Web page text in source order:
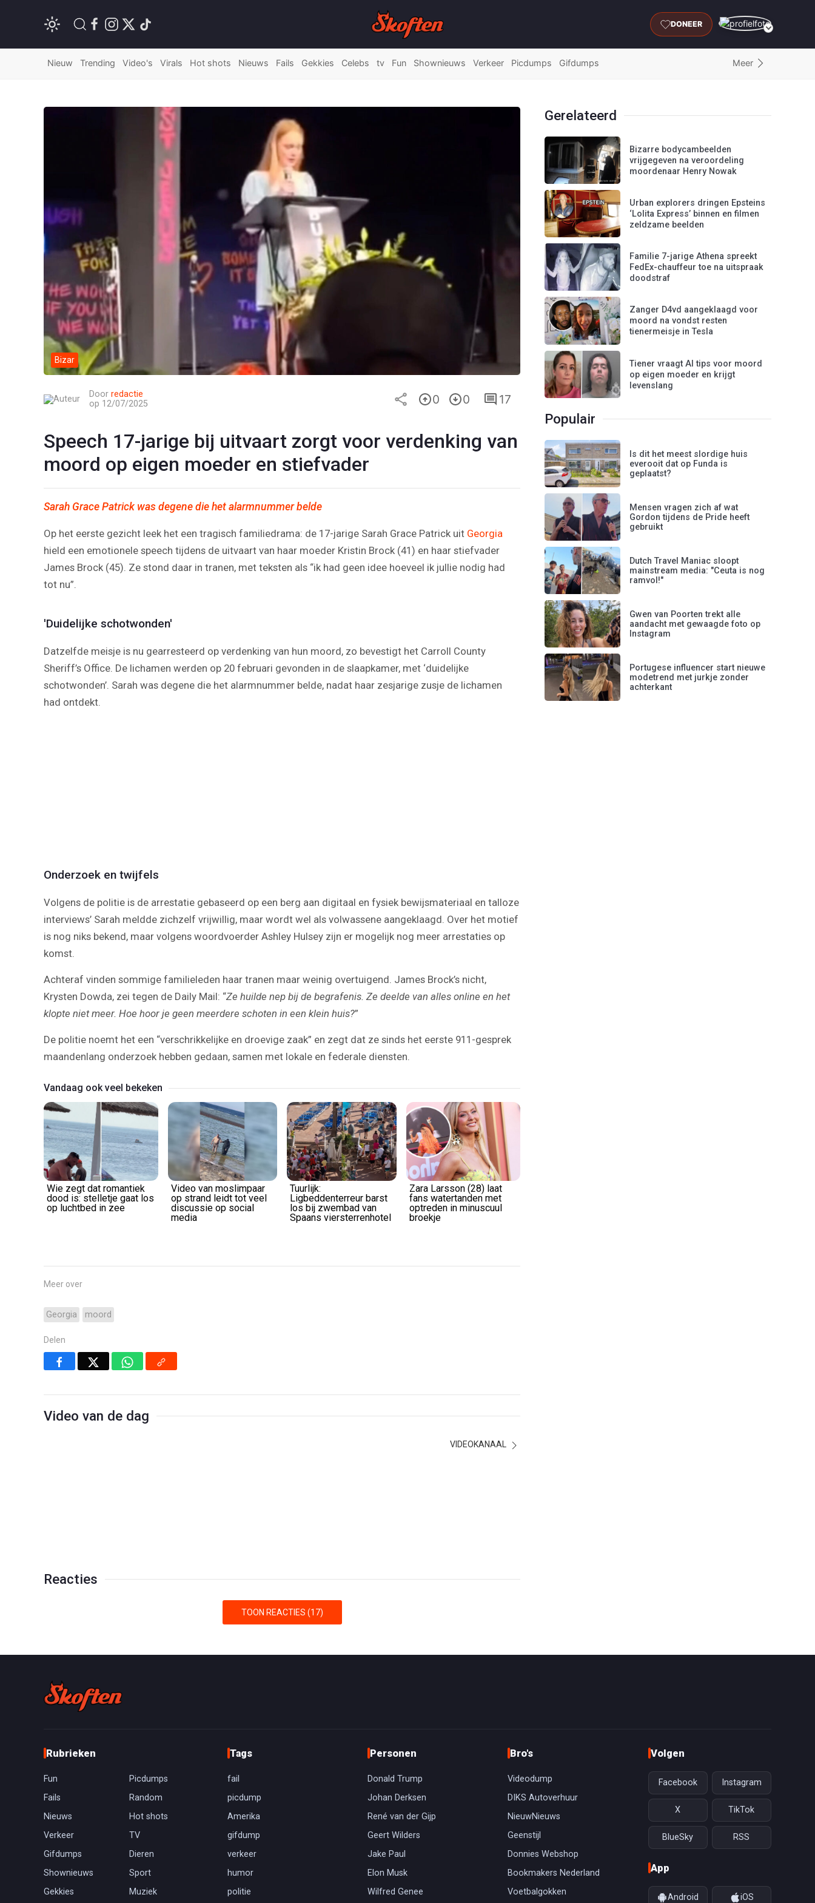
DONEER
Nieuw Trending Video's Virals Hot shots Nieuws Fails Gekkies Celebs tv Fun Shownieuws Verkeer Picdumps Gifdumps Meer
Bizar
Door redactie
op 12/07/2025
0 0 17
Speech 17-jarige bij uitvaart zorgt voor verdenking van
moord op eigen moeder en stiefvader
Sarah Grace Patrick was degene die het alarmnummer belde
Op het eerste gezicht leek het een tragisch familiedrama: de 17-jarige Sarah Grace Patrick uit Georgia
hield een emotionele speech tijdens de uitvaart van haar moeder Kristin Brock (41) en haar stiefvader
James Brock (45). Ze stond daar in tranen, met teksten als “ik had geen idee hoeveel ik jullie nodig had
tot nu”.
'Duidelijke schotwonden'
Datzelfde meisje is nu gearresteerd op verdenking van hun moord, zo bevestigt het Carroll County
Sheriff’s Office. De lichamen werden op 20 februari gevonden in de slaapkamer, met ‘duidelijke
schotwonden’. Sarah was degene die het alarmnummer belde, nadat haar zesjarige zusje de lichamen
had ontdekt.
Video
Onderzoek en twijfels
Volgens de politie is de arrestatie gebaseerd op een berg aan digitaal en fysiek bewijsmateriaal en talloze
interviews’ Sarah meldde zichzelf vrijwillig, maar wordt wel als volwassene aangeklaagd. Over het motief
is nog niks bekend, maar volgens woordvoerder Ashley Hulsey zijn er mogelijk nog meer arrestaties op
komst.
Achteraf vinden sommige familieleden haar tranen maar weinig overtuigend. James Brock’s nicht,
Krysten Dowda, zei tegen de Daily Mail: “Ze huilde nep bij de begrafenis. Ze deelde van alles online en het
klopte niet meer. Hoe hoor je geen meerdere schoten in een klein huis?”
De politie noemt het een “verschrikkelijke en droevige zaak” en zegt dat ze sinds het eerste 911-gesprek
maandenlang onderzoek hebben gedaan, samen met lokale en federale diensten.
Vandaag ook veel bekeken
Wie zegt dat romantiek
dood is: stelletje gaat los
op luchtbed in zee
Video van moslimpaar
op strand leidt tot veel
discussie op social
media
Tuurlijk:
Ligbeddenterreur barst
los bij zwembad van
Spaans viersterrenhotel
Zara Larsson (28) laat
fans watertanden met
optreden in minuscuul
broekje
Meer over
Georgia moord
Delen
Video van de dag
VIDEOKANAAL
Reacties
TOON REACTIES (17)
Gerelateerd
Bizarre bodycambeelden
vrijgegeven na veroordeling
moordenaar Henry Nowak
Urban explorers dringen Epsteins
‘Lolita Express’ binnen en filmen
zeldzame beelden
Familie 7-jarige Athena spreekt
FedEx-chauffeur toe na uitspraak
doodstraf
Zanger D4vd aangeklaagd voor
moord na vondst resten
tienermeisje in Tesla
Tiener vraagt AI tips voor moord
op eigen moeder en krijgt
levenslang
Populair
Is dit het meest slordige huis
everooit dat op Funda is
geplaatst?
Mensen vragen zich af wat
Gordon tijdens de Pride heeft
gebruikt
Dutch Travel Maniac sloopt
mainstream media: "Ceuta is nog
ramvol!"
Gwen van Poorten trekt alle
aandacht met gewaagde foto op
Instagram
Portugese influencer start nieuwe
modetrend met jurkje zonder
achterkant
Rubrieken
Fun
Picdumps
Fails
Random
Nieuws
Hot shots
Verkeer
TV
Gifdumps
Dieren
Shownieuws
Sport
Gekkies
Muziek
Tags
fail
picdump
Amerika
gifdump
verkeer
humor
politie
Personen
Donald Trump
Johan Derksen
René van der Gijp
Geert Wilders
Jake Paul
Elon Musk
Wilfred Genee
Bro's
Videodump
DIKS Autoverhuur
NieuwNieuws
Geenstijl
Donnies Webshop
Bookmakers Nederland
Voetbalgokken
Volgen
Facebook Instagram
X TikTok
BlueSky RSS
App
Android iOS